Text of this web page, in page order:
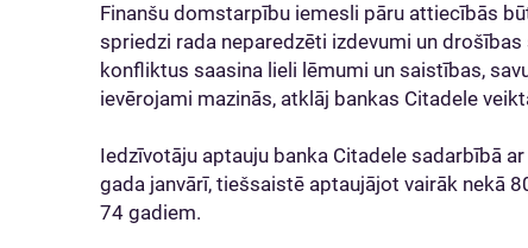
Finanšu domstarpību iemesli pāru attiecībās
spriedzi rada neparedzēti izdevumi un
konfliktus saasina lieli lēmumi un saistības,
ievērojami mazinās, atklāj bankas Citadele
Iedzīvotāju aptauju banka Citadele sadarbībā
gada janvārī, tiešsaistē aptaujājot vairāk nekā
74 gadiem.